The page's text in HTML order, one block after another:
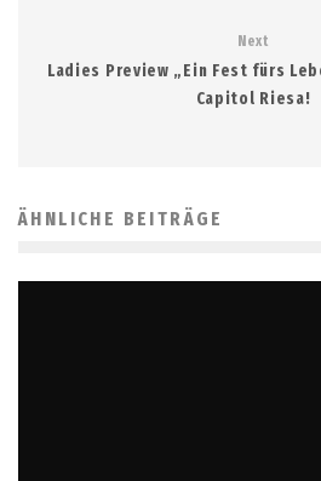
Next
Ladies Preview „Ein Fest fürs
Capitol Riesa!
ÄHNLICHE BEITRÄGE